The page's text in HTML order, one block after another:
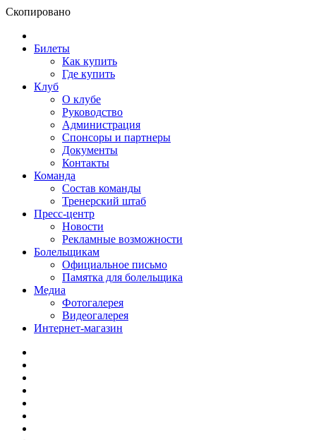
Скопировано
Билеты
Как купить
Где купить
Клуб
О клубе
Руководство
Администрация
Спонсоры и партнеры
Документы
Контакты
Команда
Состав команды
Тренерский штаб
Пресс-центр
Новости
Рекламные возможности
Болельщикам
Официальное письмо
Памятка для болельщика
Медиа
Фотогалерея
Видеогалерея
Интернет-магазин